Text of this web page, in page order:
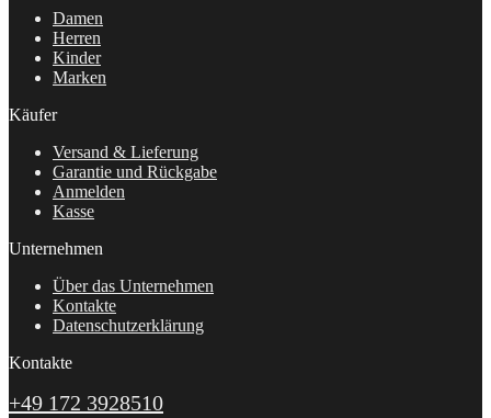
Damen
Herren
Kinder
Marken
Käufer
Versand & Lieferung
Garantie und Rückgabe
Anmelden
Kasse
Unternehmen
Über das Unternehmen
Kontakte
Datenschutzerklärung
Kontakte
+49 172 3928510